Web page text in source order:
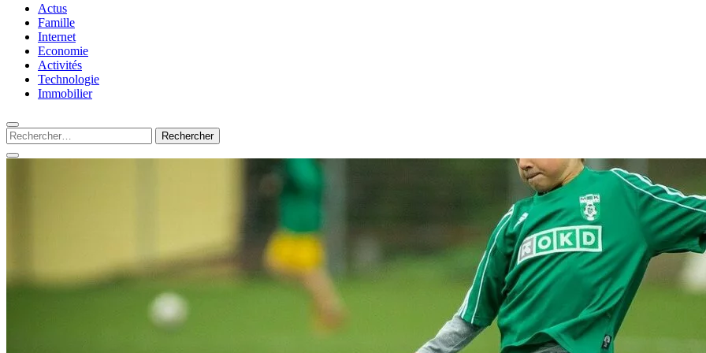
Silamots : le magazine presse incontournable du
Actus
Famille
Internet
Economie
Activités
Technologie
Immobilier
Rechercher :